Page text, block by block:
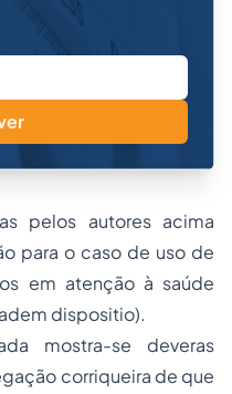
pelos autores acima
para o caso de uso de
em atenção à saúde
dispositio).
mostra-se deveras
corriqueira de que